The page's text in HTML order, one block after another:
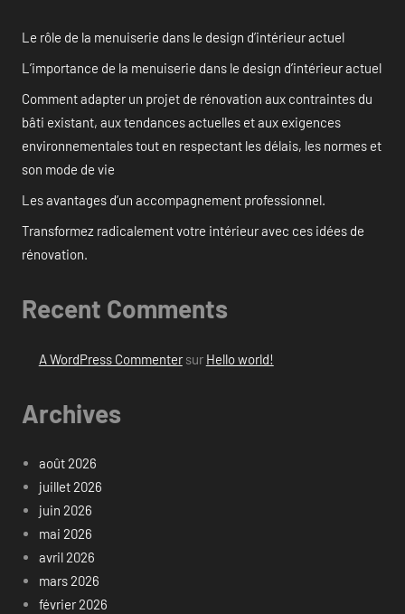
Le rôle de la menuiserie dans le design d’intérieur actuel
L’importance de la menuiserie dans le design d’intérieur actuel
Comment adapter un projet de rénovation aux contraintes du
bâti existant, aux tendances actuelles et aux exigences
environnementales tout en respectant les délais, les normes et
son mode de vie
Les avantages d’un accompagnement professionnel.
Transformez radicalement votre intérieur avec ces idées de
rénovation.
Recent Comments
A WordPress Commentersur Hello world!
Archives
août 2026
juillet 2026
juin 2026
mai 2026
avril 2026
mars 2026
février 2026